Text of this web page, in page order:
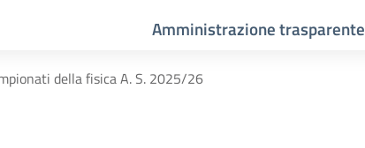
Amministrazione trasparente
della fisica A. S. 2025/26